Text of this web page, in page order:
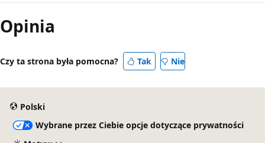
odczytu
wyłączony
Opinia
Czy ta strona była pomocna? Tak Nie
Polski
Wybrane przez Ciebie opcje dotyczące prywatności